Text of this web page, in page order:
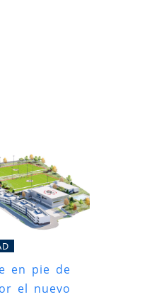
en pie de
el nuevo